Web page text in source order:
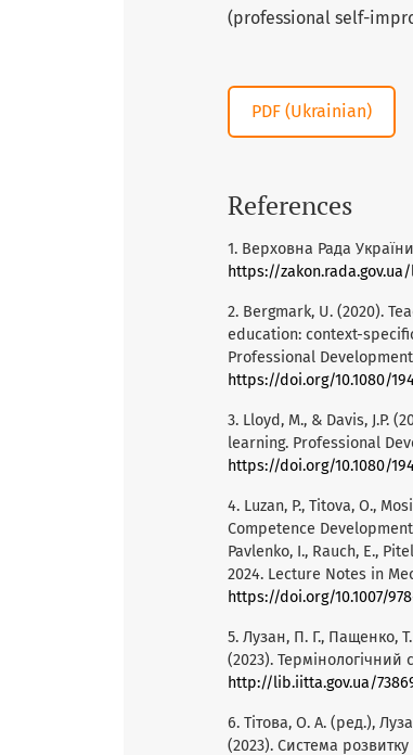
(professional self-
PDF (Ukrainian)
References
1. Верховна Рада
https://
2. Bergmark, U. (2020).
education: context-
Professional
https://doi.org/10.1080/
3. Lloyd, M., & Davis, J.P.
learning. Professional
https://doi.org/10.1080/
4. Luzan, P., Titova, O.,
Competence
Pavlenko, I., Rauch, E.,
2024. Lecture Notes in
https://doi.org/10.1007/
5. Лузан, П. Г., Пащенко,
(2023).
http://lib.iitta.gov.ua/
6. Тітова, О. А. (ред.),
(2023). Система